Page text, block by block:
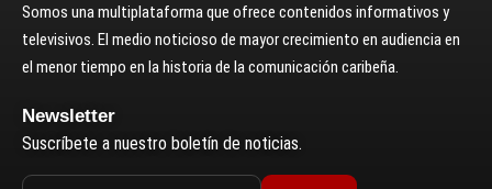
Somos una multiplataforma que ofrece contenidos informativos y
televisivos. El medio noticioso de mayor crecimiento en audiencia en
el menor tiempo en la historia de la comunicación caribeña.
Newsletter
Suscríbete a nuestro boletín de noticias.